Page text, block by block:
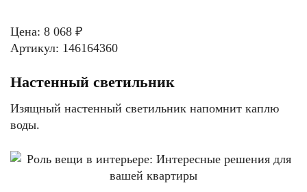
Цена: 8 068 ₽
Артикул: 146164360
Настенный светильник
Изящный настенный светильник напомнит каплю
воды.